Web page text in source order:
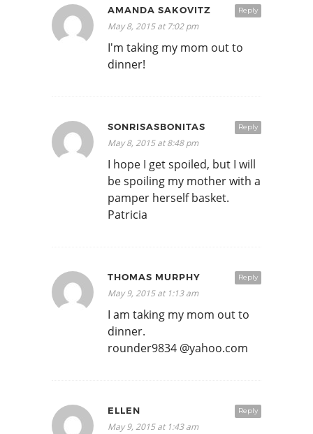
Reply
AMANDA SAKOVITZ
May 8, 2015 at 7:02 pm
I'm taking my mom out to
dinner!
Reply
SONRISASBONITAS
May 8, 2015 at 8:48 pm
I hope I get spoiled, but I will
be spoiling my mother with a
pamper herself basket.
Patricia
Reply
THOMAS MURPHY
May 9, 2015 at 1:13 am
I am taking my mom out to
dinner.
rounder9834 @yahoo.com
Reply
ELLEN
May 9, 2015 at 1:43 am